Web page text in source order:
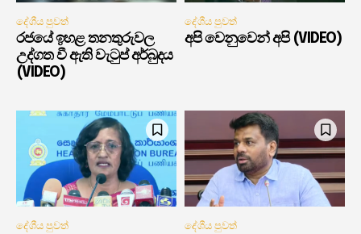
දේශීය පුවත්
රජයේ ඉහළ තනතුරුවල
උද්ගත වී ඇති වැටුප් අර්බුදය
(VIDEO)
දේශීය පුවත්
අපි වෙනුවෙන් අපි (VIDEO)
දේශීය පුවත් දේශීය පුවත්